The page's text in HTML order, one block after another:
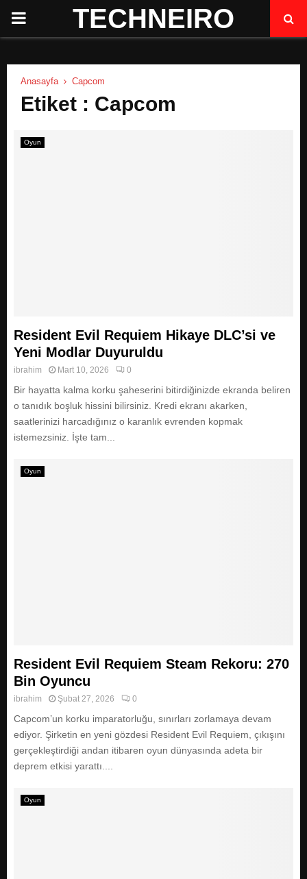
P
N
U
TECHNEIRO
Anasayfa Capcom
Etiket : Capcom
Oyun
Resident Evil Requiem Hikaye DLC’si ve
Yeni Modlar Duyuruldu
ibrahim Mart 10, 2026 0
Bir hayatta kalma korku şaheserini bitirdiğinizde ekranda beliren
o tanıdık boşluk hissini bilirsiniz. Kredi ekranı akarken,
saatlerinizi harcadığınız o karanlık evrenden kopmak
istemezsiniz. İşte tam...
Oyun
Resident Evil Requiem Steam Rekoru: 270
Bin Oyuncu
ibrahim Şubat 27, 2026 0
Capcom’un korku imparatorluğu, sınırları zorlamaya devam
ediyor. Şirketin en yeni gözdesi Resident Evil Requiem, çıkışını
gerçekleştirdiği andan itibaren oyun dünyasında adeta bir
deprem etkisi yarattı....
Oyun